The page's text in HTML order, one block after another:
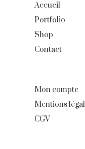
Accueil
Portfolio
Shop
Contact
Mon compte
Mentions
CGV